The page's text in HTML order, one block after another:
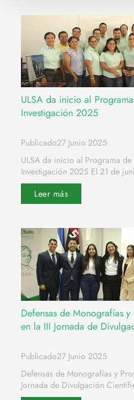
ULSA da inicio al
Investigación 2025
Publicado27 Junio 2025
ULSA da inicio al Programa
Investigación 2025 El 21 de
Leer más
Defensas de Monografías
en la III Jornada de
Publicado27 Junio 2025
Defensas de Monografías y
Jornada de Divulgación